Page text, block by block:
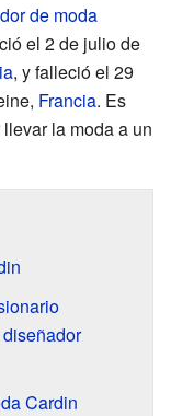
de moda
el 2 de julio de
, y falleció el 29
Francia. Es
la moda a un
Cardin